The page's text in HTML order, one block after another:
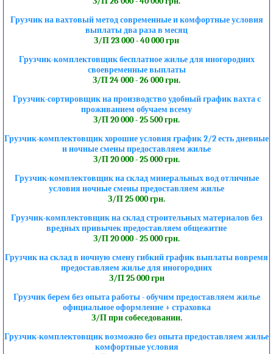
Грузчик на вахтовый метод современные и комфортные условия
выплаты два раза в месяц
З/П 23 000 - 40 000 грн
Грузчик-комплектовщик бесплатное жилье для иногородних
своевременные выплаты
З/П 24 000 - 26 000 грн.
Грузчик-сортировщик на производство удобный график вахта с
проживанием обучаем всему
З/П 20 000 - 25 500 грн.
Грузчик-комплектовщик хорошие условия график 2/2 есть дневные
и ночные смены предоставляем жилье
З/П 20 000 - 25 000 грн.
Грузчик-комплектовщик на склад минеральных вод отличные
условия ночные смены предоставляем жилье
З/П 25 000 грн.
Грузчик-комплектовщик на склад строительных материалов без
вредных привычек предоставляем общежитие
З/П 20 000 - 25 000 грн.
Грузчик на склад в ночную смену гибкий график выплаты вовремя
предоставляем жилье для иногородних
З/П 25 000 грн
Грузчик берем без опыта работы - обучим предоставляем жилье
официальное оформление + страховка
З/П при собеседовании.
Грузчик-комплектовщик возможно без опыта предоставляем жилье
комфортные условия